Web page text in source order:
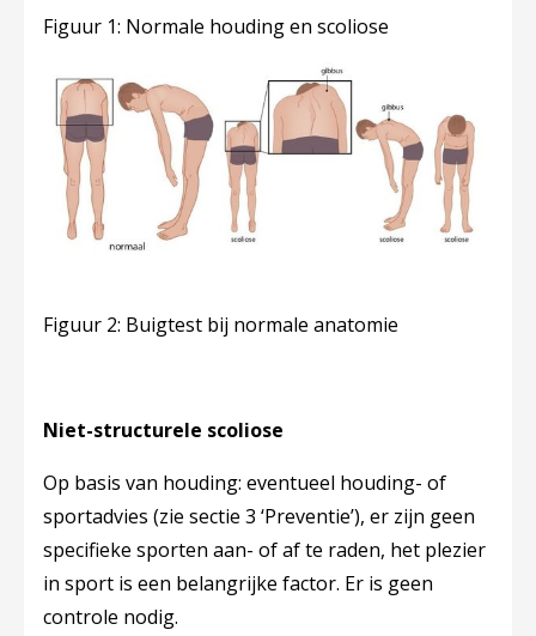
Figuur 1: Normale houding en scoliose
Figuur 2: Buigtest bij normale anatomie
Niet-structurele scoliose
Op basis van houding: eventueel houding- of
sportadvies (zie sectie 3 ‘Preventie’), er zijn geen
specifieke sporten aan- of af te raden, het plezier
in sport is een belangrijke factor. Er is geen
controle nodig.